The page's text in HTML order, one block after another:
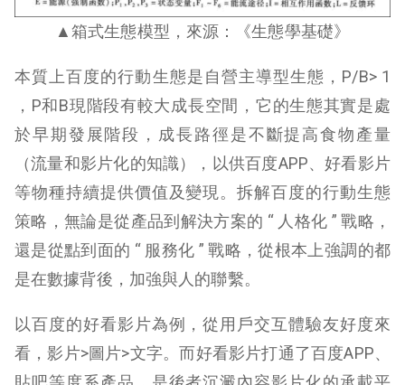
▲箱式生態模型，來源：《生態學基礎》
本質上百度的行動生態是自營主導型生態，P/B> 1
，P和B現階段有較大成長空間，它的生態其實是處
於早期發展階段，成長路徑是不斷提高食物產量
（流量和影片化的知識），以供百度APP、好看影片
等物種持續提供價值及變現。拆解百度的行動生態
策略，無論是從產品到解決方案的 “ 人格化 ” 戰略，
還是從點到面的 “ 服務化 ” 戰略，從根本上強調的都
是在數據背後，加強與人的聯繫。
以百度的好看影片為例，從用戶交互體驗友好度來
看，影片>圖片>文字。而好看影片打通了百度APP、